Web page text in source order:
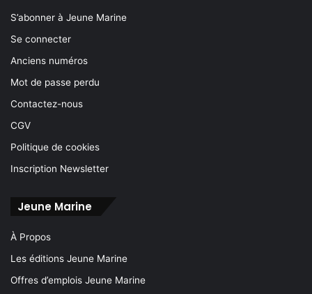
S’abonner à Jeune Marine
Se connecter
Anciens numéros
Mot de passe perdu
Contactez-nous
CGV
Politique de cookies
Inscription Newsletter
Jeune Marine
À Propos
Les éditions Jeune Marine
Offres d’emplois Jeune Marine